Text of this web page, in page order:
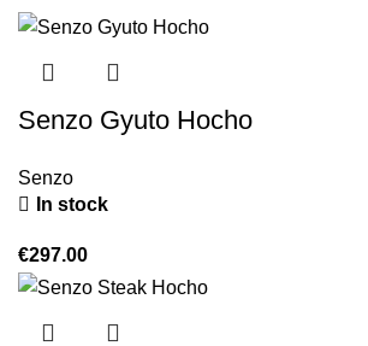
Senzo Gyuto Hocho
Senzo
In stock
€297.00